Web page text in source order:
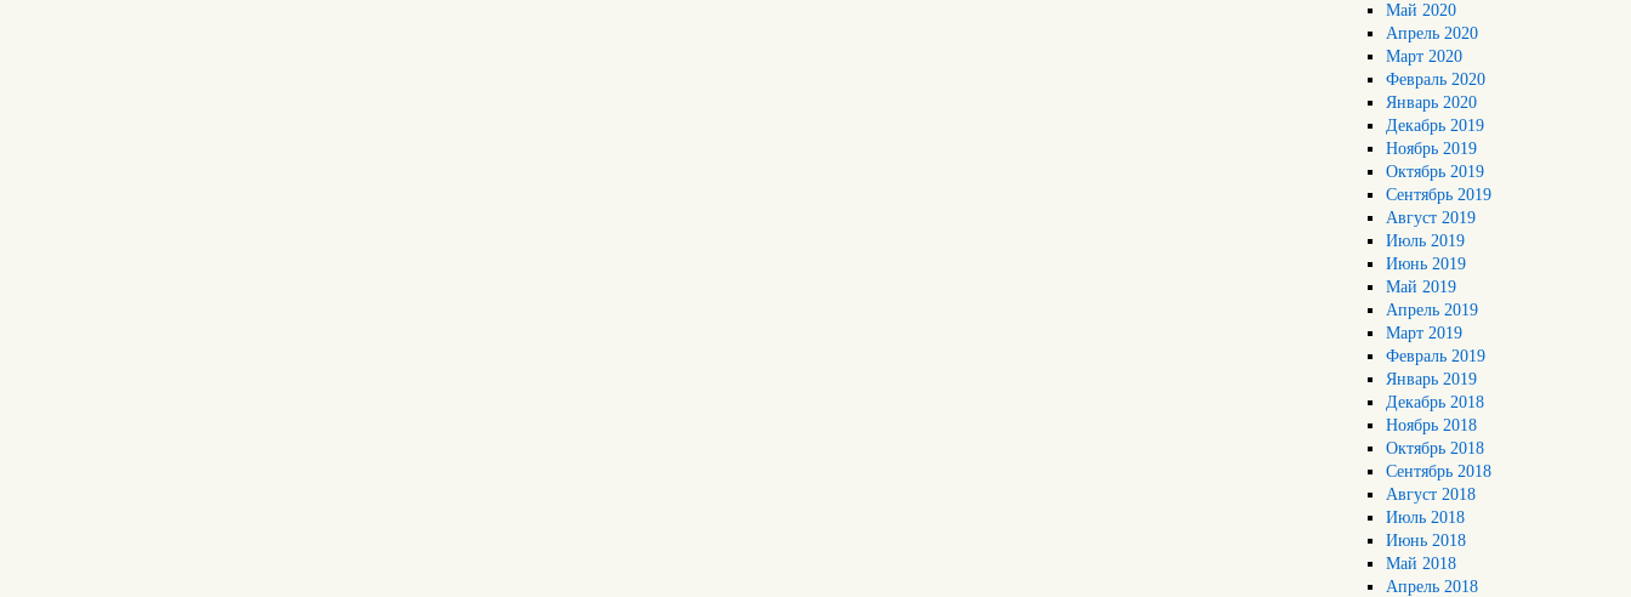
Май 2020
Апрель 2020
Март 2020
Февраль 2020
Январь 2020
Декабрь 2019
Ноябрь 2019
Октябрь 2019
Сентябрь 2019
Август 2019
Июль 2019
Июнь 2019
Май 2019
Апрель 2019
Март 2019
Февраль 2019
Январь 2019
Декабрь 2018
Ноябрь 2018
Октябрь 2018
Сентябрь 2018
Август 2018
Июль 2018
Июнь 2018
Май 2018
Апрель 2018